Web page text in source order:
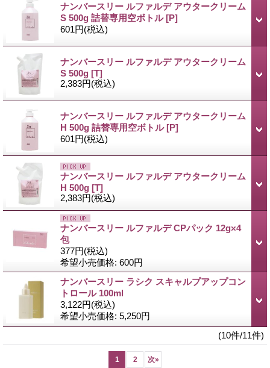
ナンバースリー ルファルデ アウタークリーム
S 500g 詰替専用空ボトル[P]
601円(税込)
ナンバースリー ルファルデ アウタークリーム
S 500g [T]
2,383円(税込)
ナンバースリー ルファルデ アウタークリーム
H 500g 詰替専用空ボトル[P]
601円(税込)
ナンバースリー ルファルデ アウタークリーム
H 500g [T]
2,383円(税込)
ナンバースリー ルファルデ CPパック 12g×4
包
377円(税込)
希望小売価格: 600円
ナンバースリー ラシク スキャルプアップコン
トロール 100ml
3,122円(税込)
希望小売価格: 5,250円
(10件/11件)
1 2 次»